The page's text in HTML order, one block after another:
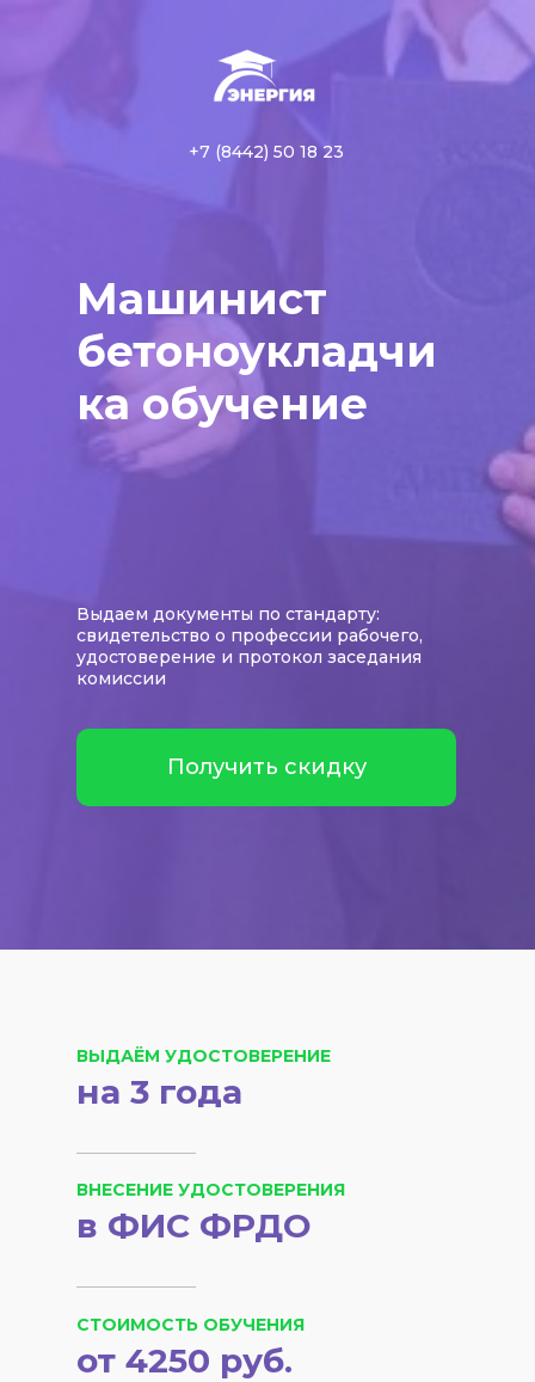
Машинист
бетоноукладчи
ка обучение
Выдаем документы по стандарту:
свидетельство о профессии рабочего,
удостоверение и протокол заседания
комиссии
+7 (8442) 50 18 23
Получить скидку
ВЫДАЁМ УДОСТОВЕРЕНИЕ
на 3 года
ВНЕСЕНИЕ УДОСТОВЕРЕНИЯ
в ФИС ФРДО
СТОИМОСТЬ ОБУЧЕНИЯ
от 4250 руб.